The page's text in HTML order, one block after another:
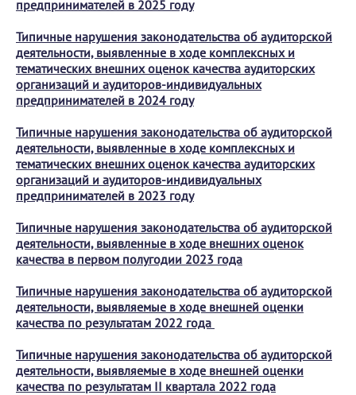
предпринимателей в 2025 году
Типичные нарушения законодательства об аудиторской
деятельности, выявленные в ходе комплексных и
тематических внешних оценок качества аудиторских
организаций и аудиторов-индивидуальных
предпринимателей в 2024 году
Типичные нарушения законодательства об аудиторской
деятельности, выявленные в ходе комплексных и
тематических внешних оценок качества аудиторских
организаций и аудиторов-индивидуальных
предпринимателей в 2023 году
Типичные нарушения законодательства об аудиторской
деятельности, выявленные в ходе внешних оценок
качества в первом полугодии 2023 года
Типичные нарушения законодательства об аудиторской
деятельности, выявляемые в ходе внешней оценки
качества по результатам 2022 года
Типичные нарушения законодательства об аудиторской
деятельности, выявляемые в ходе внешней оценки
качества по результатам II квартала 2022 года